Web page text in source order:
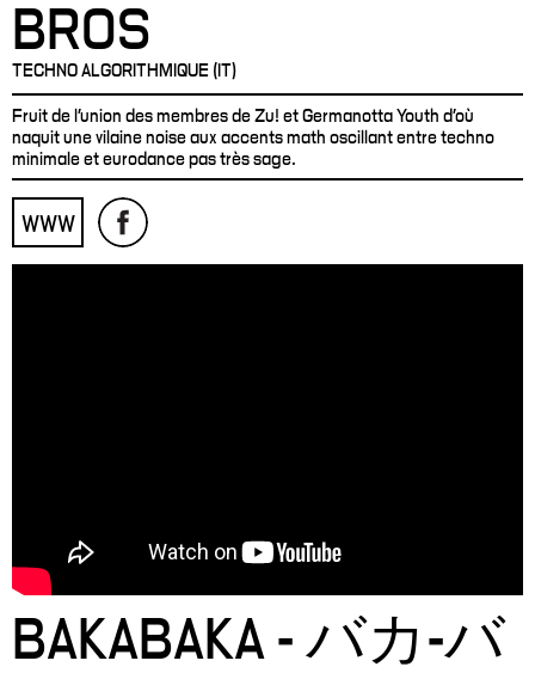
BROS
TECHNO ALGORITHMIQUE (IT)
Fruit de l’union des membres de Zu! et Germanotta Youth d’où
naquit une vilaine noise aux accents math oscillant entre techno
minimale et eurodance pas très sage.
WWW
BAKABAKA - バカ-バ